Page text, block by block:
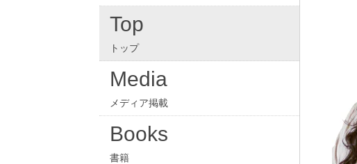
Top
トップ
Media
メディア掲載
Books
書籍